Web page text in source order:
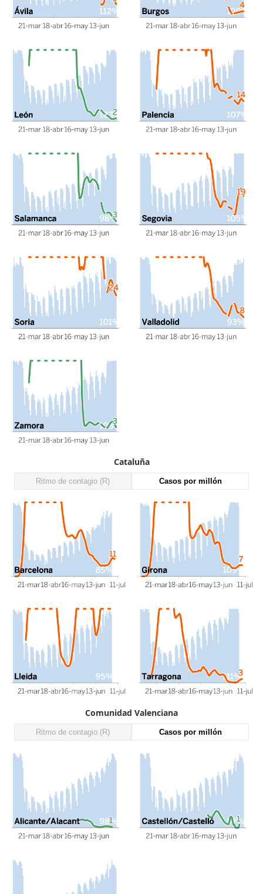
Cataluña
Ritmo de contagio (R) Casos por millón
Comunidad Valenciana
Ritmo de contagio (R) Casos por millón